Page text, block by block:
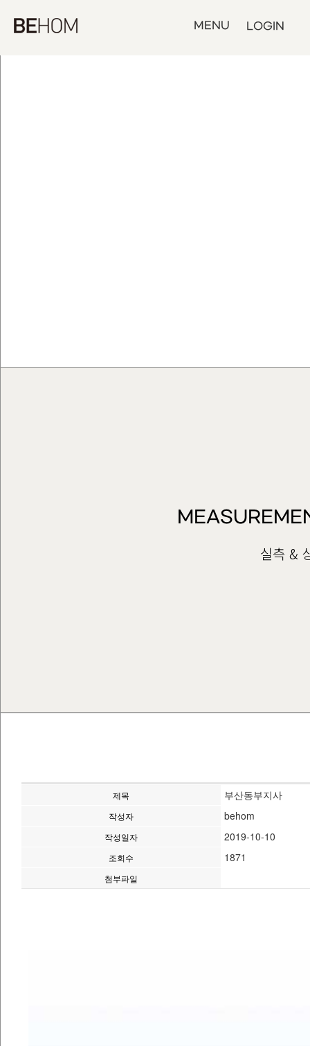
MENU LOGIN
실측 &
제목 부산동부지사
작성자 behom
작성일자 2019-10-10
조회수 1871
첨부파일